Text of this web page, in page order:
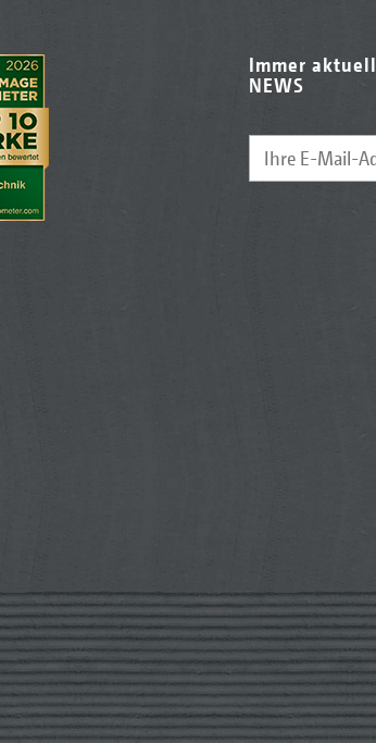
Immer
NEWS